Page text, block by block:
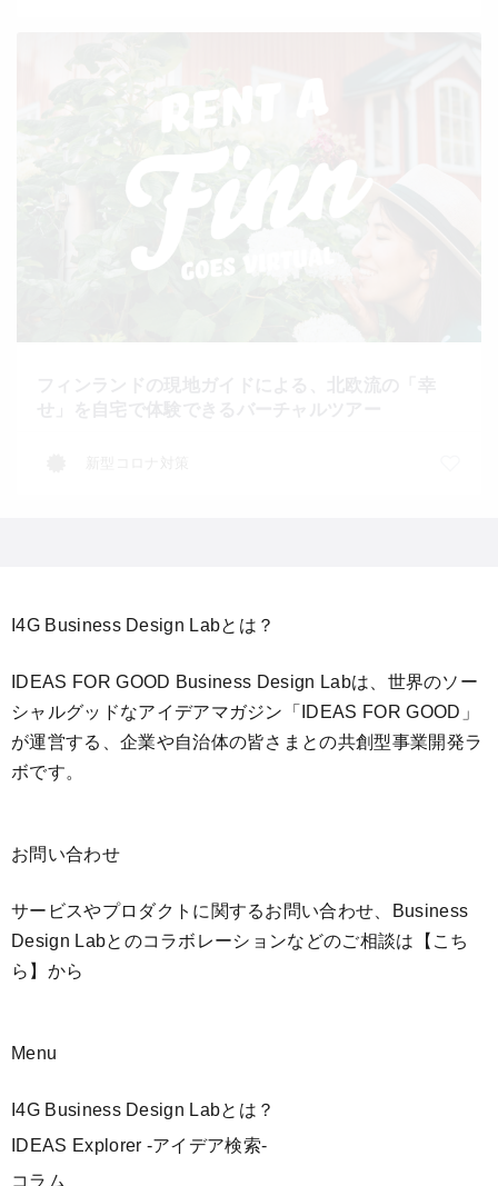
I4G Business Design Labとは？
IDEAS FOR GOOD Business Design Labは、世界のソー
シャルグッドなアイデアマガジン「IDEAS FOR GOOD」
が運営する、企業や自治体の皆さまとの共創型事業開発ラ
ボです。
お問い合わせ
サービスやプロダクトに関するお問い合わせ、Business
Design Labとのコラボレーションなどのご相談は 【こち
ら】 から
Menu
I4G Business Design Labとは？
IDEAS Explorer -アイデア検索-
コラム